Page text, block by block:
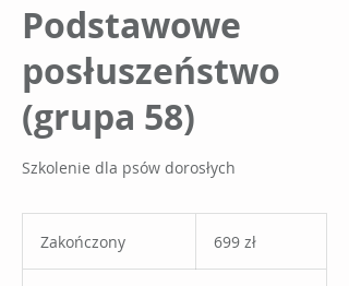
Podstawowe
posłuszeństwo
(grupa 58)
Szkolenie dla psów dorosłych
Zakończony
polskich
699 zł